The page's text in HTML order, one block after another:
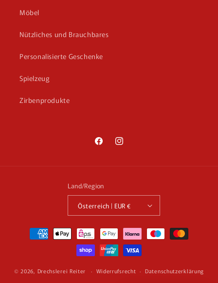
Möbel
Nützliches und Brauchbares
Personalisierte Geschenke
Spielzeug
Zirbenprodukte
FacebookInstagram
Land/Region
Österreich | EUR €
Zahlungsmethoden
© 2026, Drechslerei Reiter Widerrufsrecht
Datenschutzerklärung